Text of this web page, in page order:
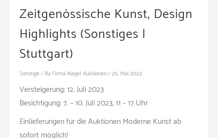
Zeitgenössische Kunst, Design
Highlights (Sonstiges |
Stuttgart)
Sonstige/ By Firma Nagel Auktionen/25. Mai 2023
Versteigerung:12. Juli 2023
Besichtigung:7. – 10. Juli 2023, 11 – 17 Uhr
Einlieferungen für die Auktionen Moderne Kunst ab
sofort möglich!